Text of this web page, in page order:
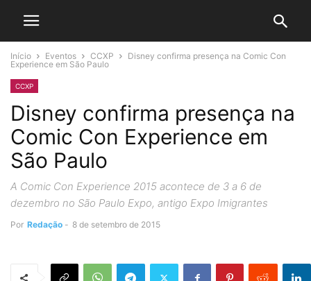
Início Eventos CCXP
Disney confirma presença na Comic Con
Experience em São Paulo
CCXP
Disney confirma presença na
Comic Con Experience em
São Paulo
A Comic Con Experience 2015 acontece de 3 a 6 de
dezembro no São Paulo Expo, antigo Expo Imigrantes
Por Redação - 8 de setembro de 2015